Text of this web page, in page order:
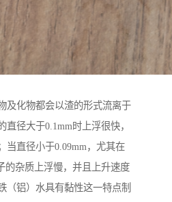
及化物都会以渣的形式流离于
径大于0.1mm时上浮很快，
当直径小于0.09mm，尤其在
的杂质上浮慢，并且上升速度
（铝）水具有黏性这一特点制